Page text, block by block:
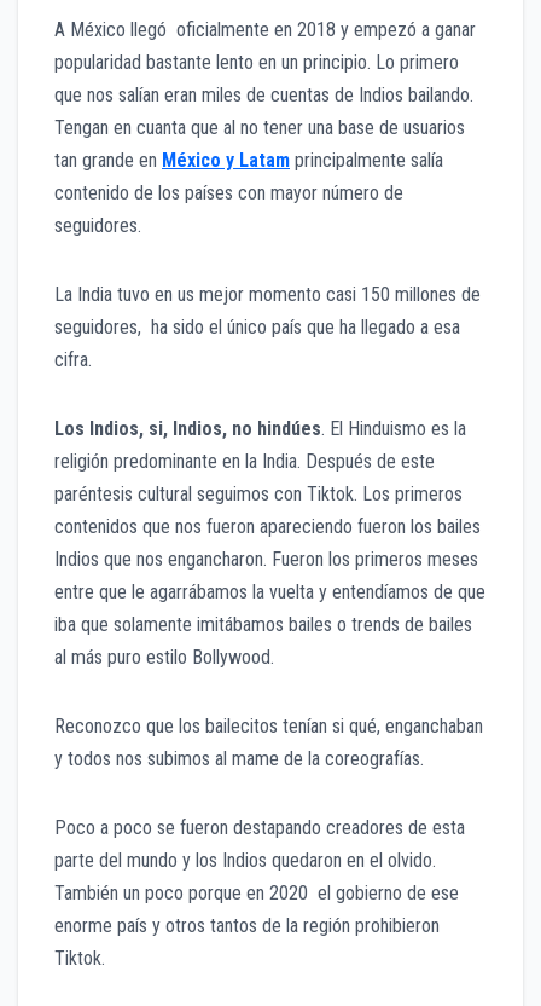
A México llegó oficialmente en 2018 y empezó a ganar
popularidad bastante lento en un principio. Lo primero
que nos salían eran miles de cuentas de Indios bailando.
Tengan en cuanta que al no tener una base de usuarios
tan grande en México y Latam principalmente salía
contenido de los países con mayor número de
seguidores.
La India tuvo en us mejor momento casi 150 millones de
seguidores, ha sido el único país que ha llegado a esa
cifra.
Los Indios, si, Indios, no hindúes. El Hinduismo es la
religión predominante en la India. Después de este
paréntesis cultural seguimos con Tiktok. Los primeros
contenidos que nos fueron apareciendo fueron los bailes
Indios que nos engancharon. Fueron los primeros meses
entre que le agarrábamos la vuelta y entendíamos de que
iba que solamente imitábamos bailes o trends de bailes
al más puro estilo Bollywood.
Reconozco que los bailecitos tenían si qué, enganchaban
y todos nos subimos al mame de la coreografías.
Poco a poco se fueron destapando creadores de esta
parte del mundo y los Indios quedaron en el olvido.
También un poco porque en 2020 el gobierno de ese
enorme país y otros tantos de la región prohibieron
Tiktok.